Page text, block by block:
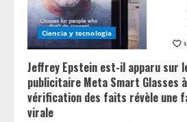
d
i
n
g
Ciencia y tecnologia
Jeffrey Epstein est-il apparu sur
publicitaire Meta Smart Glasses
vérification des faits révèle une
virale